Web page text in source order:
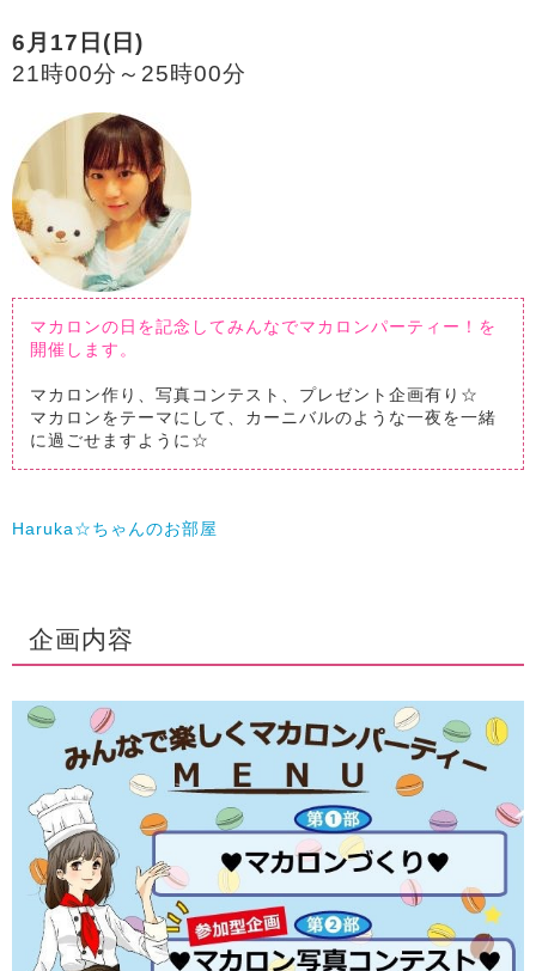
6月17日(日)
21時00分～25時00分
マカロンの日を記念してみんなでマカロンパーティー！を
開催します。
マカロン作り、写真コンテスト、プレゼント企画有り☆
マカロンをテーマにして、カーニバルのような一夜を一緒
に過ごせますように☆
Haruka☆ちゃんのお部屋
企画内容